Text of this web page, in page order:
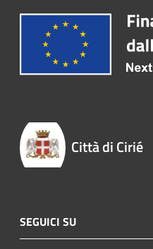
Città di Cirié
SEGUICI SU